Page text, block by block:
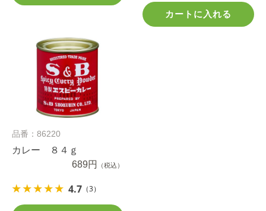
カートに入れる
品番：86220
カレー ８４ｇ
689円
（税込）
4.7 （3）